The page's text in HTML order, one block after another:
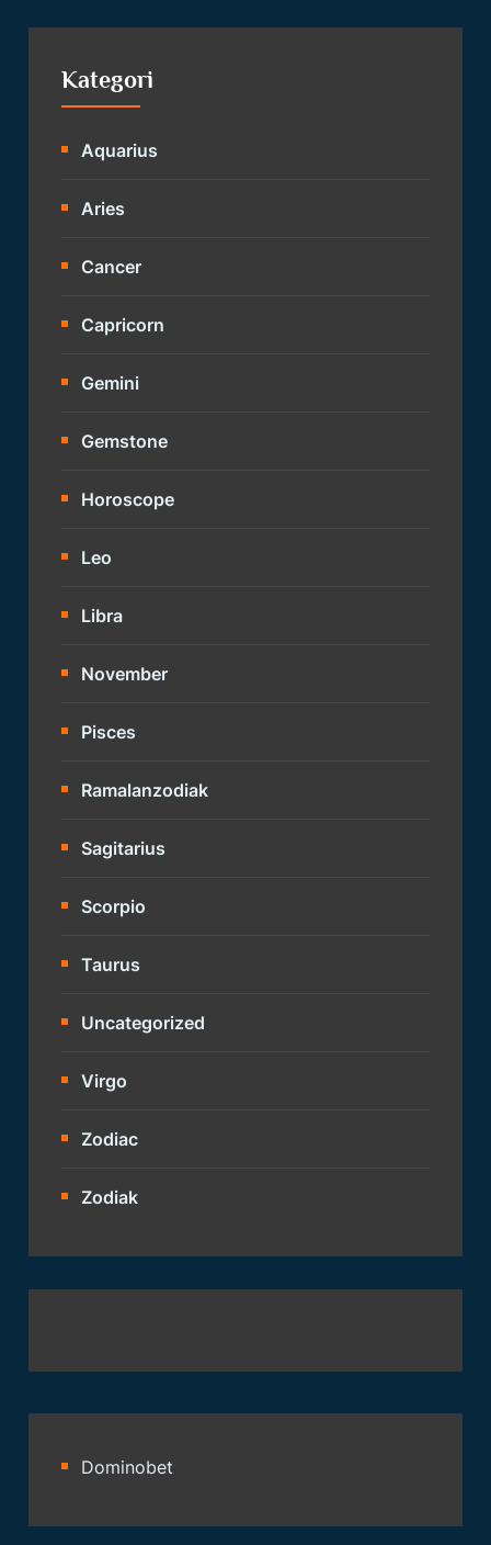
Kategori
Aquarius
Aries
Cancer
Capricorn
Gemini
Gemstone
Horoscope
Leo
Libra
November
Pisces
Ramalanzodiak
Sagitarius
Scorpio
Taurus
Uncategorized
Virgo
Zodiac
Zodiak
Dominobet